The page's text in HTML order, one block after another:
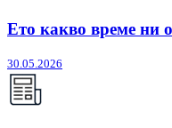
Ето какво време ни
30.05.2026